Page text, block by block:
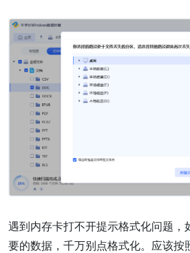
遇到内存卡打不开提示格式化问题，
要的数据，千万别点格式化。应该按